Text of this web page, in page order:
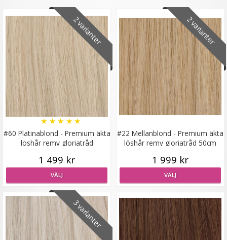
Syntetiskt löshår Gloriatråd lockigt - Svart #1
★★★★ ★
2 varianter
#60 Platinablond - Premium äkta
löshår remy gloriatråd
★ ★ ★ ★ ★
1 499 kr
VÄLJ
2 varianter
#22 Mellanblond - Premium äkta
löshår remy gloriatråd 50cm
1 999 kr
VÄLJ
3 varianter